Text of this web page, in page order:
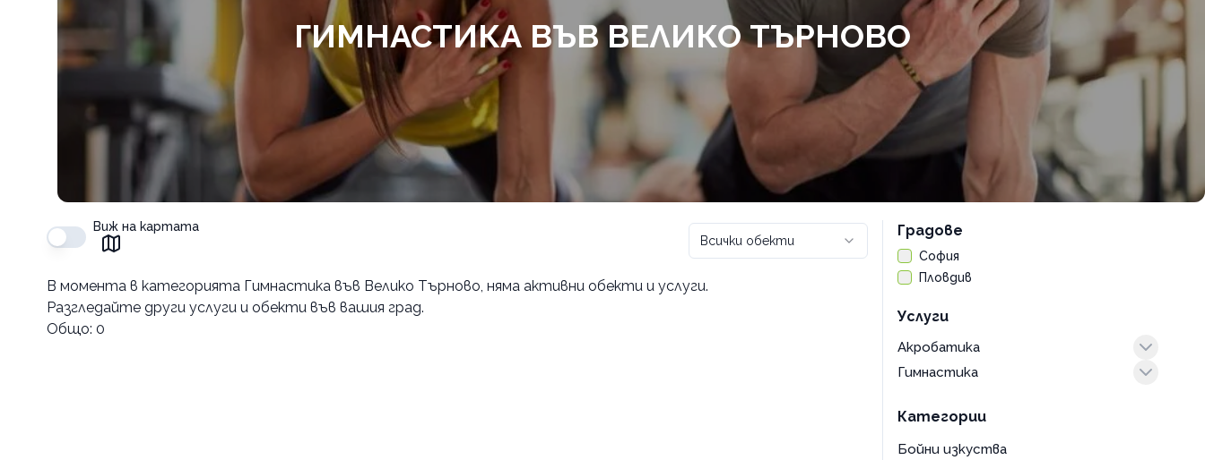
ГИМНАСТИКА ВЪВ ВЕЛИКО ТЪРНОВО
Виж на картата
Всички обекти
В момента в категорията Гимнастика във Велико Търново, няма активни обекти и услуги.
Разгледайте други услуги и обекти във вашия град.
Общо: 0
Градове
София
Пловдив
Услуги
Акробатика
за деца
Гимнастика
комбинирана
пластична
Категории
Бойни изкуства